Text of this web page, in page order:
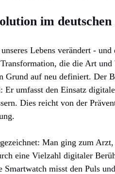
im deutschen
Lebens verändert - und
die die Art
Grund auf neu definiert. Der
Er umfasst den Einsatz
Dies reicht von der
Man ging zum
eine Vielzahl digitaler
misst den Puls